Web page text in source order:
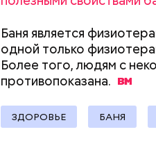
Баня является
одной только
Более того, людям с
противопоказана.
ЗДОРОВЬЕ БАНЯ
Вред дыни